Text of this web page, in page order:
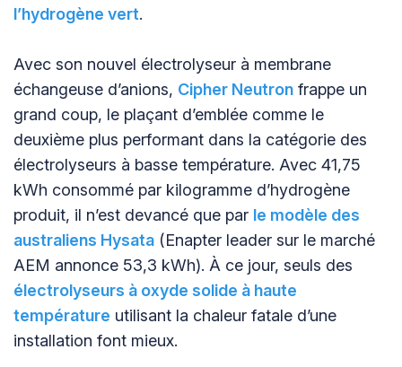
l’hydrogène vert.
Avec son nouvel électrolyseur à membrane
échangeuse d’anions, Cipher Neutron frappe un
grand coup, le plaçant d’emblée comme le
deuxième plus performant dans la catégorie des
électrolyseurs à basse température. Avec 41,75
kWh consommé par kilogramme d’hydrogène
produit, il n’est devancé que par le modèle des
australiens Hysata (Enapter leader sur le marché
AEM annonce 53,3 kWh). À ce jour, seuls des
électrolyseurs à oxyde solide à haute
température utilisant la chaleur fatale d’une
installation font mieux.